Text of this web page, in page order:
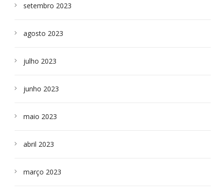
setembro 2023
agosto 2023
julho 2023
junho 2023
maio 2023
abril 2023
março 2023